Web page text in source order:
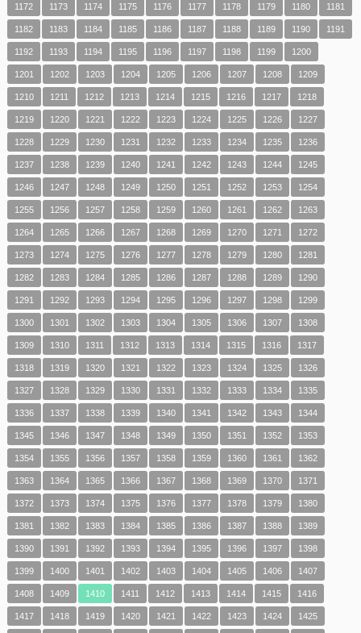
1172 1173 1174 1175 1176 1177 1178 1179 1180 1181
1182 1183 1184 1185 1186 1187 1188 1189 1190 1191
1192 1193 1194 1195 1196 1197 1198 1199 1200
1201 1202 1203 1204 1205 1206 1207 1208 1209
1210 1211 1212 1213 1214 1215 1216 1217 1218
1219 1220 1221 1222 1223 1224 1225 1226 1227
1228 1229 1230 1231 1232 1233 1234 1235 1236
1237 1238 1239 1240 1241 1242 1243 1244 1245
1246 1247 1248 1249 1250 1251 1252 1253 1254
1255 1256 1257 1258 1259 1260 1261 1262 1263
1264 1265 1266 1267 1268 1269 1270 1271 1272
1273 1274 1275 1276 1277 1278 1279 1280 1281
1282 1283 1284 1285 1286 1287 1288 1289 1290
1291 1292 1293 1294 1295 1296 1297 1298 1299
1300 1301 1302 1303 1304 1305 1306 1307 1308
1309 1310 1311 1312 1313 1314 1315 1316 1317
1318 1319 1320 1321 1322 1323 1324 1325 1326
1327 1328 1329 1330 1331 1332 1333 1334 1335
1336 1337 1338 1339 1340 1341 1342 1343 1344
1345 1346 1347 1348 1349 1350 1351 1352 1353
1354 1355 1356 1357 1358 1359 1360 1361 1362
1363 1364 1365 1366 1367 1368 1369 1370 1371
1372 1373 1374 1375 1376 1377 1378 1379 1380
1381 1382 1383 1384 1385 1386 1387 1388 1389
1390 1391 1392 1393 1394 1395 1396 1397 1398
1399 1400 1401 1402 1403 1404 1405 1406 1407
1408 1409 1410 1411 1412 1413 1414 1415 1416
1417 1418 1419 1420 1421 1422 1423 1424 1425